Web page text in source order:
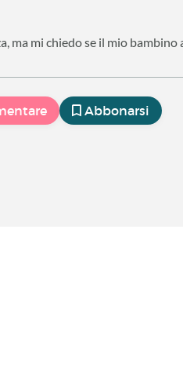
ma mi chiedo se il mio bambino
Abbonarsi